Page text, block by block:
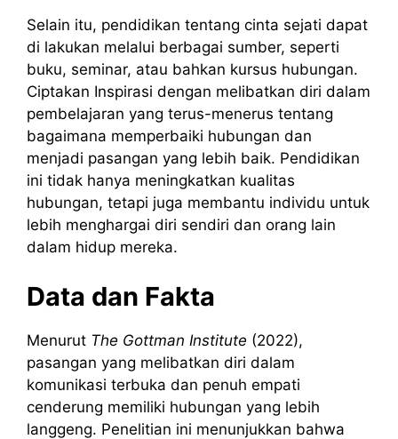
Selain itu, pendidikan tentang cinta sejati dapat
di lakukan melalui berbagai sumber, seperti
buku, seminar, atau bahkan kursus hubungan.
Ciptakan Inspirasi dengan melibatkan diri dalam
pembelajaran yang terus-menerus tentang
bagaimana memperbaiki hubungan dan
menjadi pasangan yang lebih baik. Pendidikan
ini tidak hanya meningkatkan kualitas
hubungan, tetapi juga membantu individu untuk
lebih menghargai diri sendiri dan orang lain
dalam hidup mereka.
Data dan Fakta
Menurut The Gottman Institute (2022),
pasangan yang melibatkan diri dalam
komunikasi terbuka dan penuh empati
cenderung memiliki hubungan yang lebih
langgeng. Penelitian ini menunjukkan bahwa